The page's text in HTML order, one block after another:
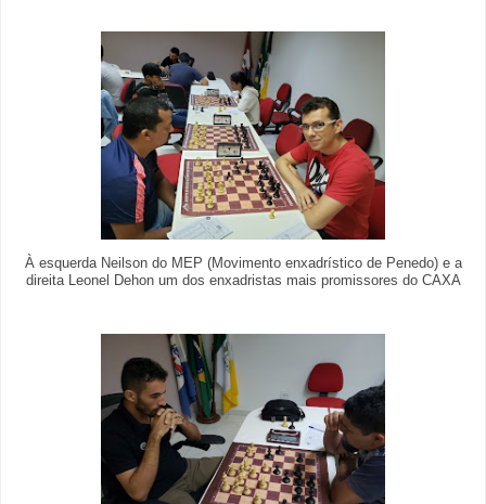
À esquerda Neilson do MEP (Movimento enxadrístico de Penedo) e a
direita Leonel Dehon um dos enxadristas mais promissores do CAXA